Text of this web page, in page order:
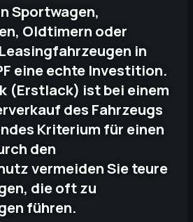
Sportwagen,
Oldtimern oder
in
eine echte Investition.
(Erstlack) ist bei einem
des Fahrzeugs
Kriterium für einen
den
vermeiden Sie teure
die oft zu
führen.